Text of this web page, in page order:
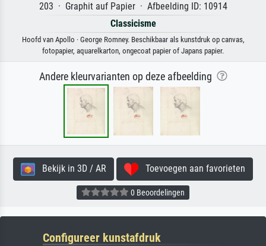
203 · Graphit auf Papier · Afbeelding ID: 10914
Classicisme
Hoofd van Apollo · George Romney. Beschikbaar als kunstdruk op canvas,
fotopapier, aquarelkarton, ongecoat papier of Japans papier.
Andere kleurvarianten op deze afbeelding
Bekijk in 3D / AR Toevoegen aan favorieten
0 Beoordelingen
Configureer kunstafdruk